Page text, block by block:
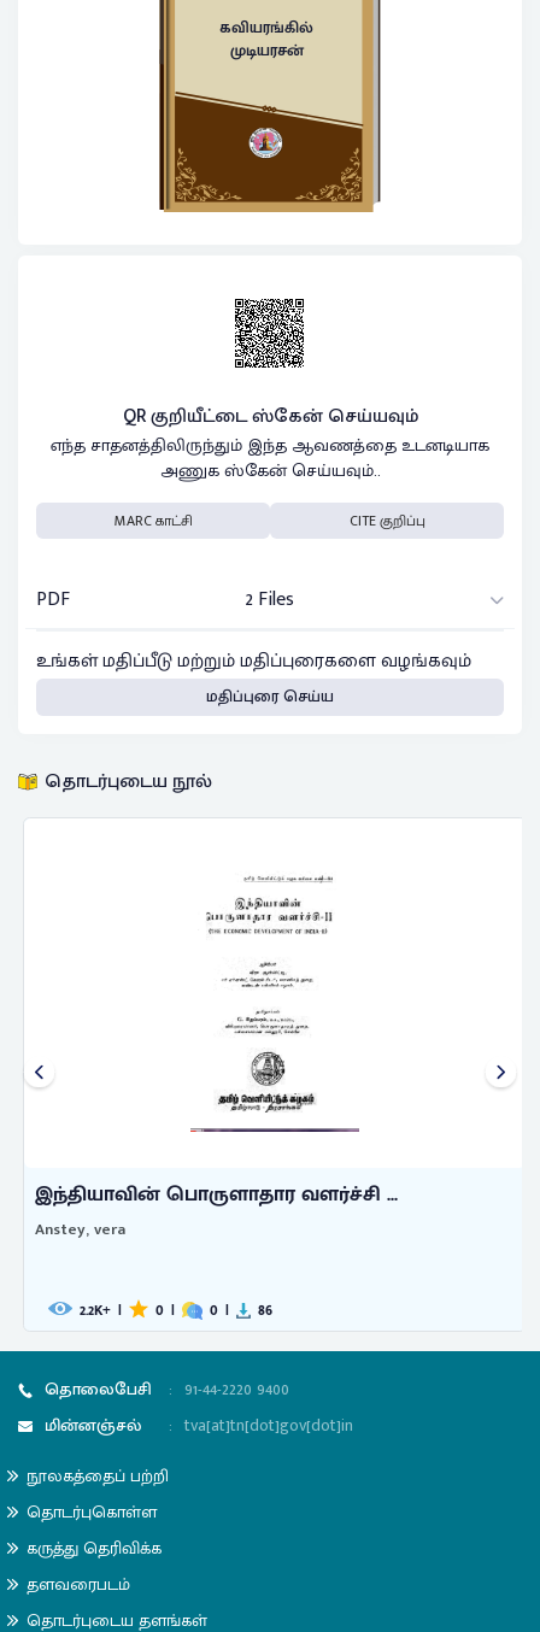
கவியரங்கில்
முடியரசன்
QR குறியீட்டை ஸ்கேன் செய்யவும்
எந்த சாதனத்திலிருந்தும் இந்த ஆவணத்தை உடனடியாக
அணுக ஸ்கேன் செய்யவும்..
MARC காட்சி CITE குறிப்பு
PDF
2 Files
உங்கள் மதிப்பீடு மற்றும் மதிப்புரைகளை வழங்கவும்
மதிப்புரை செய்ய
தொடர்புடைய நூல்
இந்தியாவின் பொருளாதார வளர்ச்சி ...
Anstey, vera
2.2K+ 0 0 86
தொலைபேசி : 91-44-2220 9400
மின்னஞ்சல்
: tva[at]tn[dot]gov[dot]in
நூலகத்தைப் பற்றி
தொடர்புகொள்ள
கருத்து தெரிவிக்க
தளவரைபடம்
தொடர்புடைய தளங்கள்